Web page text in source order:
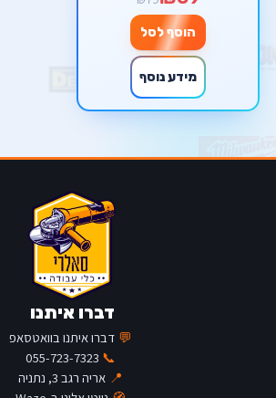
הוסף לסל
מידע נוסף
דברו איתנו
💬 דברו איתנו בוואטסאפ
📞
055-723-7323
📍 אריה רגב 3, נתניה